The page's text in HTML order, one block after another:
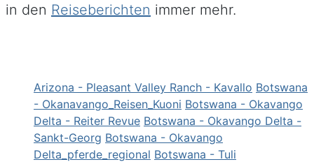
in den Reiseberichten immer mehr.
Arizona - Pleasant Valley Ranch - Kavallo Botswana
- Okanavango_Reisen_Kuoni Botswana - Okavango
Delta - Reiter Revue Botswana - Okavango Delta -
Sankt-Georg Botswana - Okavango
Delta_pferde_regional Botswana - Tuli